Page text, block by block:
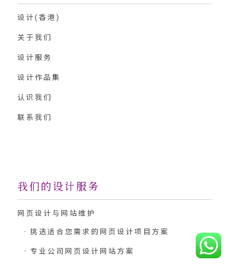
设计(香港)
关于我们
设计服务
设计作品集
认识我们
联系我们
我们的设计服务
网页设计与网站维护
挑选适合您需求的网页设计项目方案
专业公司网页设计网站方案